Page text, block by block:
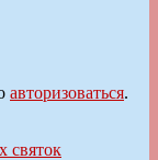
авторизоваться.
святок